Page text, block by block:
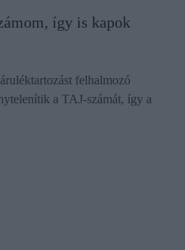
így is kapok
felhalmozó
a TAJ-számát, így a